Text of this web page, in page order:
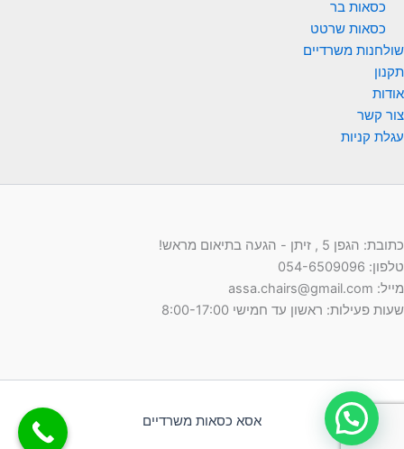
כסאות בר
כסאות שרטט
שולחנות משרדיים
תקנון
אודות
צור קשר
עגלת קניות
כתובת: הגפן 5 , זיתן - הגעה בתיאום מראש!
טלפון: 054-6509096
מייל: assa.chairs@gmail.com
שעות פעילות: ראשון עד חמישי 8:00-17:00
אסא כסאות משרדיים